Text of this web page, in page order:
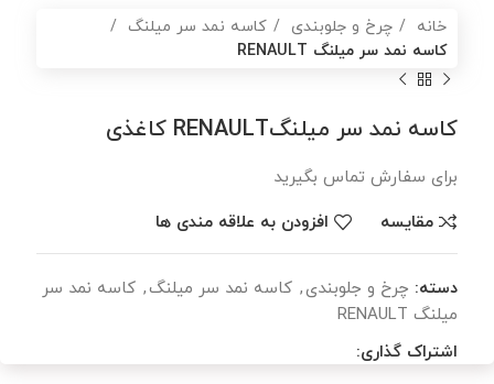
خانه چرخ و جلوبندی
کاسه نمد سر میلنگ
کاسه نمد سر میلنگ RENAULT
کاسه نمد سر میلنگRENAULT کاغذی
برای سفارش تماس بگیرید
مقایسه
افزودن به علاقه مندی ها
دسته: چرخ و جلوبندی, کاسه نمد سر میلنگ, کاسه نمد سر
میلنگ RENAULT
اشتراک گذاری: